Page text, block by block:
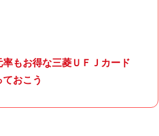
もお得な三菱ＵＦＪカード
おこう